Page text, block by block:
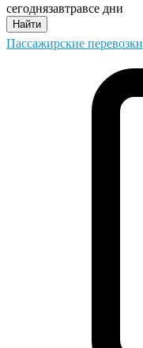
сегоднязавтравсе дни
Найти
Пассажирские перевозки